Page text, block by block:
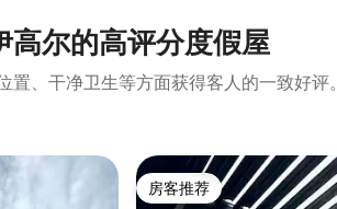
高尔的高评分度假屋
置、干净卫生等方面获得客人的一致好评。
房客推荐
房客推荐